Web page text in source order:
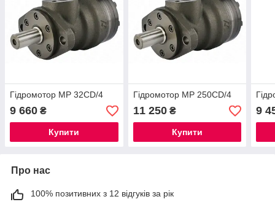
Гідромотор МР 32СD/4
9 660 ₴
Купити
Гідромотор МР 250СD/4
11 250₴
Купити
9
Про нас
100% позитивних з 12 відгуків за рік